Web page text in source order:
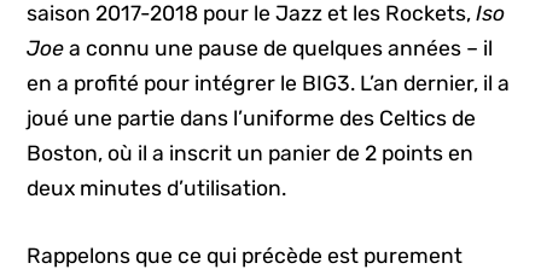
saison 2017-2018 pour le Jazz et les Rockets,Iso
Joe a connu une pause de quelques années – il
en a profité pour intégrer le BIG3. L’an dernier, il a
joué une partie dans l’uniforme des Celtics de
Boston, où il a inscrit un panier de 2 points en
deux minutes d’utilisation.
Rappelons que ce qui précède est purement